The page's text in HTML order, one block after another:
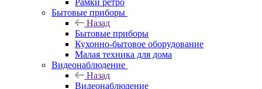
Рамки ретро
Бытовые приборы
Назад
Бытовые приборы
Кухонно-бытовое оборудование
Малая техника для дома
Видеонаблюдение
Назад
Видеонаблюдение